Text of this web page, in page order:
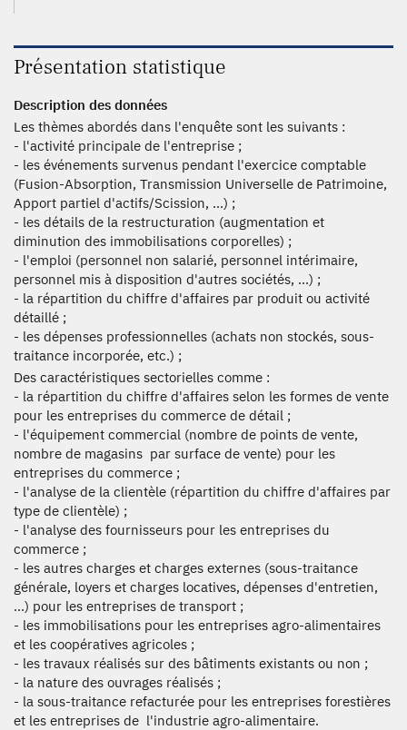
Présentation statistique
Description des données
Les thèmes abordés dans l'enquête sont les suivants :
- l'activité principale de l'entreprise ;
- les événements survenus pendant l'exercice comptable
(Fusion-Absorption, Transmission Universelle de Patrimoine,
Apport partiel d'actifs/Scission, ...) ;
- les détails de la restructuration (augmentation et
diminution des immobilisations corporelles) ;
- l'emploi (personnel non salarié, personnel intérimaire,
personnel mis à disposition d'autres sociétés, ...) ;
- la répartition du chiffre d'affaires par produit ou activité
détaillé ;
- les dépenses professionnelles (achats non stockés, sous-
traitance incorporée, etc.) ;
Des caractéristiques sectorielles comme :
- la répartition du chiffre d'affaires selon les formes de vente
pour les entreprises du commerce de détail ;
- l'équipement commercial (nombre de points de vente,
nombre de magasins par surface de vente) pour les
entreprises du commerce ;
- l'analyse de la clientèle (répartition du chiffre d'affaires par
type de clientèle) ;
- l'analyse des fournisseurs pour les entreprises du
commerce ;
- les autres charges et charges externes (sous-traitance
générale, loyers et charges locatives, dépenses d'entretien,
...) pour les entreprises de transport ;
- les immobilisations pour les entreprises agro-alimentaires
et les coopératives agricoles ;
- les travaux réalisés sur des bâtiments existants ou non ;
- la nature des ouvrages réalisés ;
- la sous-traitance refacturée pour les entreprises forestières
et les entreprises de l'industrie agro-alimentaire.